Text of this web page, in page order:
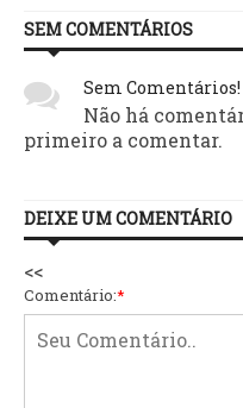
SEM COMENTÁRIOS
Sem Comentários!
Não há
primeiro a comentar.
DEIXE UM COMENTÁRIO
<<
Comentário:*